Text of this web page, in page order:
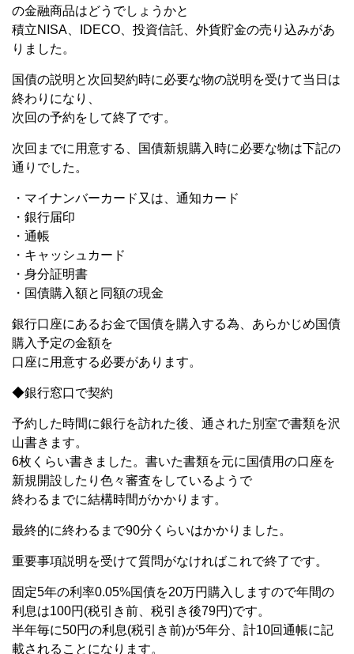
の金融商品はどうでしょうかと
積立NISA、IDECO、投資信託、外貨貯金の売り込みがあ
りました。
国債の説明と次回契約時に必要な物の説明を受けて当日は
終わりになり、
次回の予約をして終了です。
次回までに用意する、国債新規購入時に必要な物は下記の
通りでした。
・マイナンバーカード又は、通知カード
・銀行届印
・通帳
・キャッシュカード
・身分証明書
・国債購入額と同額の現金
銀行口座にあるお金で国債を購入する為、あらかじめ国債
購入予定の金額を
口座に用意する必要があります。
◆銀行窓口で契約
予約した時間に銀行を訪れた後、通された別室で書類を沢
山書きます。
6枚くらい書きました。書いた書類を元に国債用の口座を
新規開設したり色々審査をしているようで
終わるまでに結構時間がかかります。
最終的に終わるまで90分くらいはかかりました。
重要事項説明を受けて質問がなければこれで終了です。
固定5年の利率0.05%国債を20万円購入しますので年間の
利息は100円(税引き前、税引き後79円)です。
半年毎に50円の利息(税引き前)が5年分、計10回通帳に記
載されることになります。